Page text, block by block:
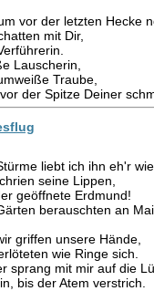
vor der letzten Hecke
mit Dir,
Lauscherin,
Traube,
der Spitze Deiner
liebt ich ihn eh'r
seine Lippen,
geöffnete Erdmund!
berauschten an
griffen unsere Hände,
wie Ringe sich.
sprang mit mir auf die
bis der Atem verstrich.